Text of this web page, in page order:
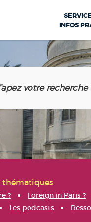
INFOS
thématiques
? Foreign in Paris ?
Les podcasts